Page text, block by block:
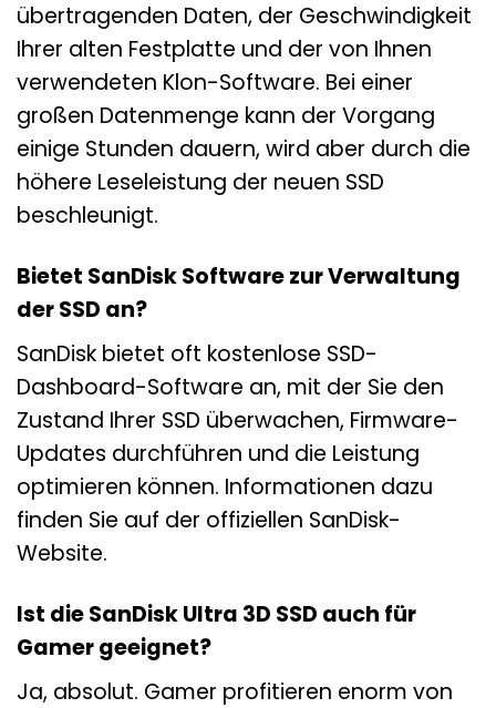
übertragenden Daten, der Geschwindigkeit
Ihrer alten Festplatte und der von Ihnen
verwendeten Klon-Software. Bei einer
großen Datenmenge kann der Vorgang
einige Stunden dauern, wird aber durch die
höhere Leseleistung der neuen SSD
beschleunigt.
Bietet SanDisk Software zur Verwaltung
der SSD an?
SanDisk bietet oft kostenlose SSD-
Dashboard-Software an, mit der Sie den
Zustand Ihrer SSD überwachen, Firmware-
Updates durchführen und die Leistung
optimieren können. Informationen dazu
finden Sie auf der offiziellen SanDisk-
Website.
Ist die SanDisk Ultra 3D SSD auch für
Gamer geeignet?
Ja, absolut. Gamer profitieren enorm von